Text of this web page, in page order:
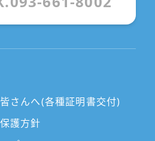
さんへ(各種証明書交付)
護方針